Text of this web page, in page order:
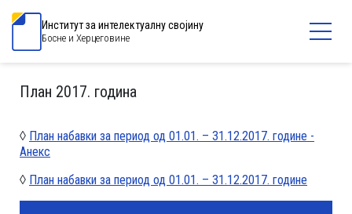
Институт за интелектуалну својину
Босне и Херцеговине
План 2017. година
◊ План набавки за период од 01.01. – 31.12.2017. године -
Анекс
◊ План набавки за период од 01.01. – 31.12.2017. године